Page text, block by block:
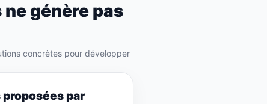
génère pas
concrètes pour développer
par